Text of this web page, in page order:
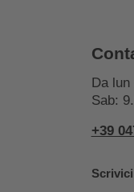
Da
Sab:
+39
Scrivici